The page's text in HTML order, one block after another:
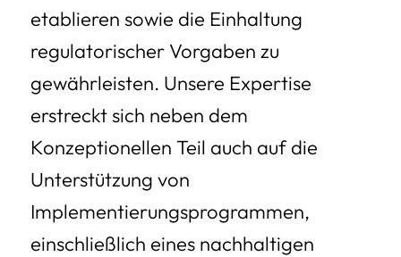
etablieren sowie die Einhaltung
regulatorischer Vorgaben zu
gewährleisten. Unsere Expertise
erstreckt sich neben dem
Konzeptionellen Teil auch auf die
Unterstützung von
Implementierungsprogrammen,
einschließlich eines nachhaltigen